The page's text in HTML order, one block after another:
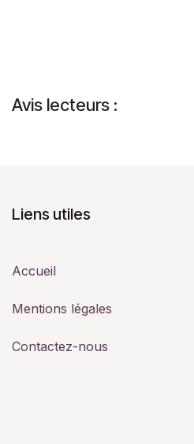
Avis lecteurs :
Liens utiles
Accueil
Mentions légales
Contactez-nous